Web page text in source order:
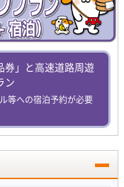
券」と高速道路周遊
ン
等への宿泊予約が必要